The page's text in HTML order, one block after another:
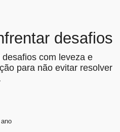
desafios
com leveza e
para não evitar resolver